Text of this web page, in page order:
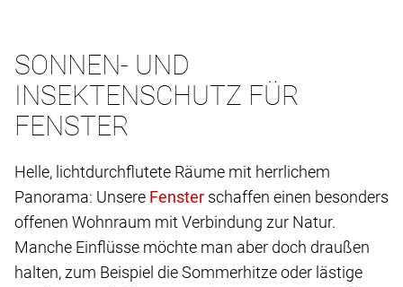
SONNEN- UND
INSEKTENSCHUTZ FÜR
FENSTER
Helle, lichtdurchflutete Räume mit herrlichem
Panorama: Unsere
schaffen einen besonders
offenen Wohnraum mit Verbindung zur Natur.
Manche Einflüsse möchte man aber doch draußen
halten, zum Beispiel die Sommerhitze oder lästige